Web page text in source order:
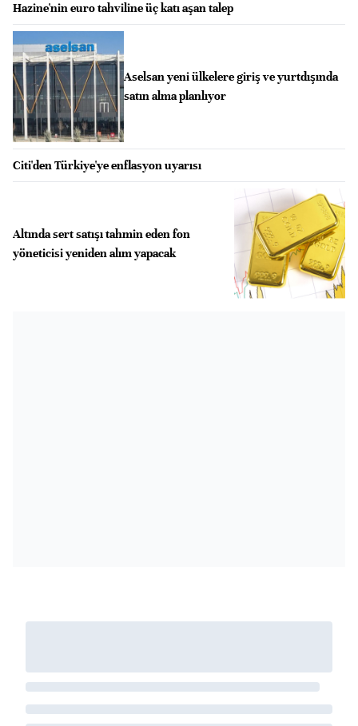
Hazine'nin euro tahviline üç katı aşan talep
Aselsan yeni ülkelere giriş ve yurtdışında
satın alma planlıyor
Citi'den Türkiye'ye enflasyon uyarısı
Altında sert satışı tahmin eden fon
yöneticisi yeniden alım yapacak